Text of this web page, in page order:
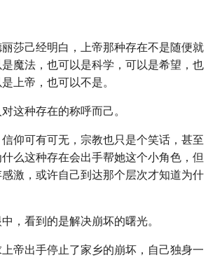
莎己经明白，上帝那种存在不是随便就
魔法，也可以是科学，可以是希望，也
上帝，也可以不是。
这种存在的称呼而己。
仰可有可无，宗教也只是个笑话，甚至
么这种存在会出手帮她这个小角色，但
激，或许自己到达那个层次才知道为什
，看到的是解决崩坏的曙光。
帝出手停止了家乡的崩坏，自己独身一